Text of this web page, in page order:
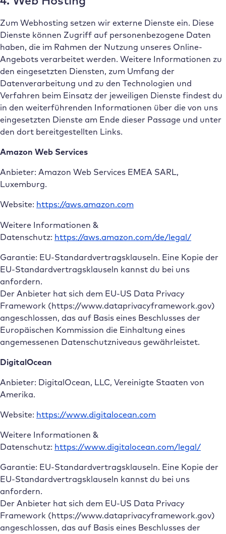
Zum Webhosting setzen wir externe Dienste ein. Diese
Dienste können Zugriff auf personenbezogene Daten
haben, die im Rahmen der Nutzung unseres Online-
Angebots verarbeitet werden. Weitere Informationen zu
den eingesetzten Diensten, zum Umfang der
Datenverarbeitung und zu den Technologien und
Verfahren beim Einsatz der jeweiligen Dienste findest du
in den weiterführenden Informationen über die von uns
eingesetzten Dienste am Ende dieser Passage und unter
den dort bereitgestellten Links.
Amazon Web Services
Anbieter: Amazon Web Services EMEA SARL,
Luxemburg.
Website: https://aws.amazon.com
Weitere Informationen &
Datenschutz: https://aws.amazon.com/de/legal/
Garantie: EU-Standardvertragsklauseln. Eine Kopie der
EU-Standardvertragsklauseln kannst du bei uns
anfordern.
Der Anbieter hat sich dem EU-US Data Privacy
Framework (https://www.dataprivacyframework.gov)
angeschlossen, das auf Basis eines Beschlusses der
Europäischen Kommission die Einhaltung eines
angemessenen Datenschutzniveaus gewährleistet.
DigitalOcean
Anbieter: DigitalOcean, LLC, Vereinigte Staaten von
Amerika.
Website: https://www.digitalocean.com
Weitere Informationen &
Datenschutz: https://www.digitalocean.com/legal/
Garantie: EU-Standardvertragsklauseln. Eine Kopie der
EU-Standardvertragsklauseln kannst du bei uns
anfordern.
Der Anbieter hat sich dem EU-US Data Privacy
Framework (https://www.dataprivacyframework.gov)
angeschlossen, das auf Basis eines Beschlusses der